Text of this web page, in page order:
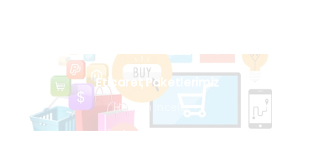
Eticaret Paketlerimiz
Hemen İncele